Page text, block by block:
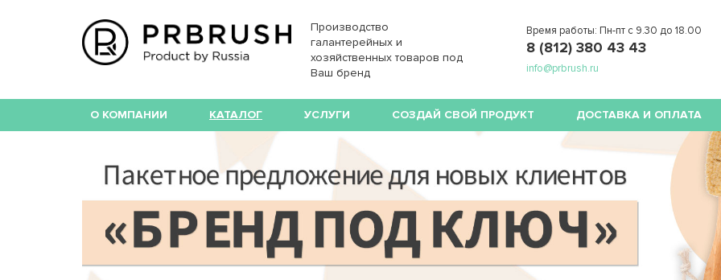
Производство
галантерейных и
хозяйственных товаров под
Ваш бренд
Время работы: Пн-пт с 9.30 до 18.00
8 (812) 380 43 43
info@prbrush.ru
О КОМПАНИИ КАТАЛОГ УСЛУГИ СОЗДАЙ СВОЙ ПРОДУКТ ДОСТАВКА И ОПЛАТА